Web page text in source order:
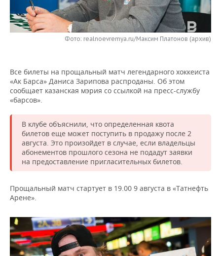
НЕФТЕХИМИЯ
НЕФТЬ
ЭНЕРГЕТИКА
РОЗНИЧНАЯ ТОРГОВЛЯ
НОВОСТИ ТЕХНОЛОГИЙ
ТЕЛЕКОММУНИКАЦИИ
МЕРОПРИЯТИЯ
НОВОСТИ МЕРОПРИЯТИЙ
БИЗНЕС-БРАНЧИ
ОТКРЫТАЯ ЛЕКЦИЯ
ФУТБОЛ
БАСКЕТБОЛ
ВОЛЕЙБОЛ
ФИГУРНОЕ КАТАНИЕ
ВОДНЫЕ ВИДЫ СПОРТА
ХОККЕЙ С МЯЧОМ
НОВОСТИ ОБЩЕСТВА
ИНФРАСТРУКТУРА
ИСТОРИЯ
МЕДИЦИНА
ОБРАЗОВАНИЕ
ПРОИСШЕСТВИЯ
ФОТОГАЛЕРЕЯ
СПРАВОЧНИК
СПИСОК ПЕРСОН
ПОЛНАЯ ВЕРСИЯ
Фото: realnoevremya.ru/Максим Платонов (архив)
Все билеты на прощальный матч легендарного хоккеиста
«Ак Барса» Даниса Зарипова распроданы. Об этом
сообщает казанская мэрия со ссылкой на пресс-службу
«барсов».
В клубе объяснили, что определенная квота
билетов еще может поступить в продажу после 2
августа. Это произойдет в случае, если владельцы
абонементов прошлого сезона не подадут заявки
на предоставление пригласительных билетов.
Прощальный матч стартует в 19.00 9 августа в «Татнефть
Арене».